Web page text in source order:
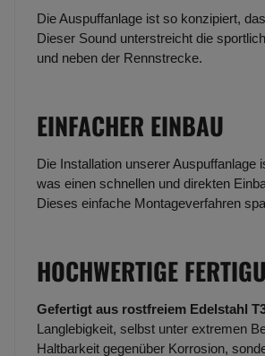
Die Auspuffanlage ist so konzipiert,
Dieser Sound unterstreicht die
und neben der Rennstrecke.
EINFACHER EINBAU
Die Installation unserer
was einen schnellen und direkten
Dieses einfache Montageverfahren
HOCHWERTIGE
Gefertigt aus rostfreiem Edelstahl
Langlebigkeit, selbst unter extremen
Haltbarkeit gegenüber Korrosion,